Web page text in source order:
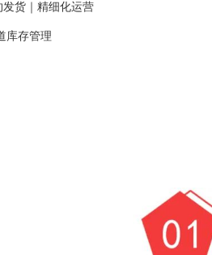
发货｜精细化运营
库存管理